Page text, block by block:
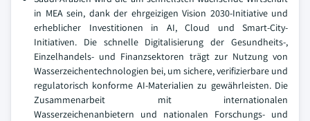
in MEA sein, dank der ehrgeizigen Vision 2030-Initiative und
erheblicher Investitionen in AI, Cloud und Smart-City-
Initiativen. Die schnelle Digitalisierung der Gesundheits-,
Einzelhandels- und Finanzsektoren trägt zur Nutzung von
Wasserzeichentechnologien bei, um sichere, verifizierbare und
regulatorisch konforme AI-Materialien zu gewährleisten. Die
Zusammenarbeit mit internationalen
Wasserzeichenanbietern und nationalen Forschungs- und